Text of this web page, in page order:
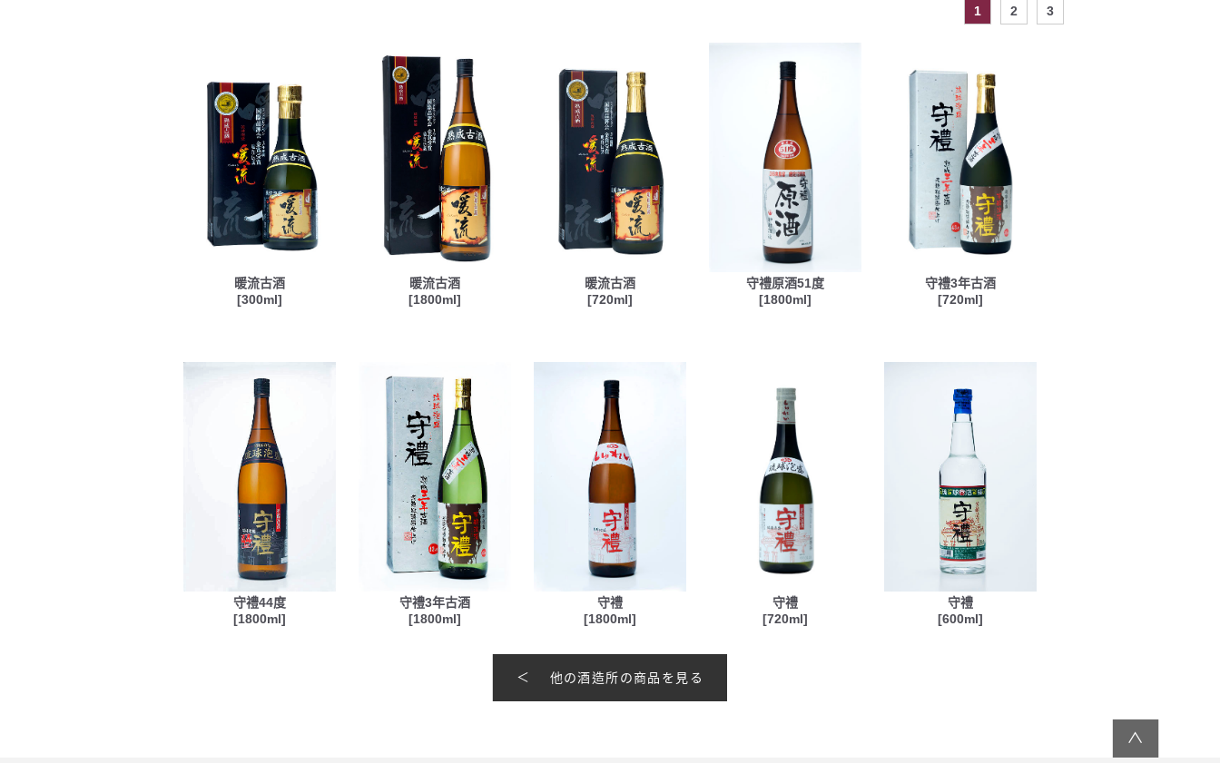
1 2 3
暖流古酒
[300ml]
暖流古酒
[1800ml]
暖流古酒
[720ml]
守禮原酒51度
[1800ml]
守禮3年古酒
[720ml]
守禮44度
[1800ml]
守禮3年古酒
[1800ml]
守禮
[1800ml]
守禮
[720ml]
守禮
[600ml]
他の酒造所の商品を見る
∧